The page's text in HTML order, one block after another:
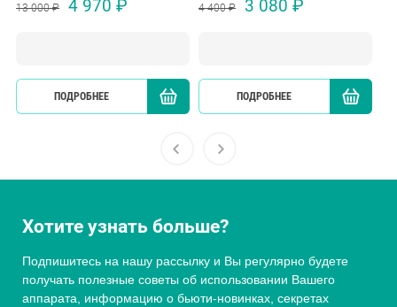
13 000 ₽
4 970 ₽
ПОДРОБНЕЕ КУПИТЬ
4 400 ₽
3 080 ₽
ПОДРОБНЕЕ
Хотите узнать больше?
Подпишитесь на нашу рассылку и Вы регулярно будете
получать полезные советы об использовании Вашего
аппарата, информацию о бьюти-новинках, секретах